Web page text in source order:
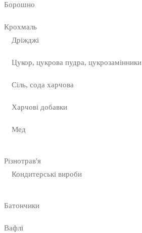
Борошно
Крохмаль
Дріжджі
Цукор, цукрова пудра, цукрозамінники
Сіль, сода харчова
Харчові добавки
Мед
Різнотрав'я
Кондитерські вироби
Батончики
Вафлі